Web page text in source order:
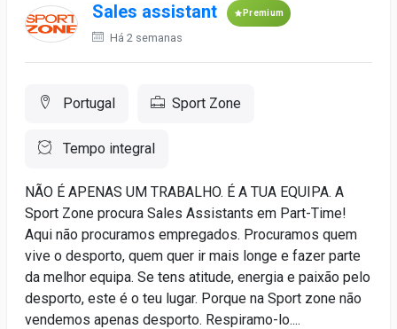
Sales assistant Premium
Há 2 semanas
Portugal Sport Zone
Tempo integral
NÃO É APENAS UM TRABALHO. É A TUA EQUIPA. A
Sport Zone procura Sales Assistants em Part-Time!
Aqui não procuramos empregados. Procuramos quem
vive o desporto, quem quer ir mais longe e fazer parte
da melhor equipa. Se tens atitude, energia e paixão pelo
desporto, este é o teu lugar. Porque na Sport zone não
vendemos apenas desporto. Respiramo-lo....